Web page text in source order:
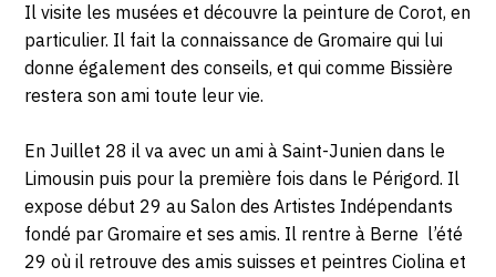
Il visite les musées et découvre la peinture de Corot, en
particulier. Il fait la connaissance de Gromaire qui lui
donne également des conseils, et qui comme Bissière
restera son ami toute leur vie.
En Juillet 28 il va avec un ami à Saint-Junien dans le
Limousin puis pour la première fois dans le Périgord. Il
expose début 29 au Salon des Artistes Indépendants
fondé par Gromaire et ses amis. Il rentre à Berne l’été
29 où il retrouve des amis suisses et peintres Ciolina et